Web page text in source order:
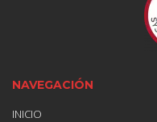
NAVEGACIÓN
INICIO